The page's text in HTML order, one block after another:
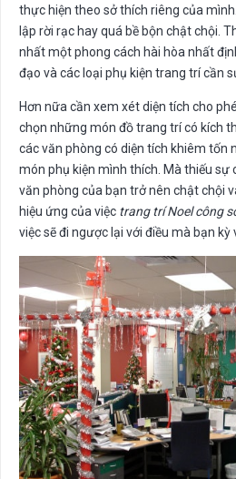
thực hiện theo sở thích riêng của
lập rời rạc hay quá bề bộn chật chội.
nhất một phong cách hài hòa nhất
đạo và các loại phụ kiện trang trí cần
Hơn nữa cần xem xét diện tích cho
chọn những món đồ trang trí có kích
các văn phòng có diện tích khiêm tốn
món phụ kiện mình thích. Mà thiếu sự
văn phòng của bạn trở nên chật chội
hiệu ứng của việc trang trí Noel công
việc sẽ đi ngược lại với điều mà bạn kỳ